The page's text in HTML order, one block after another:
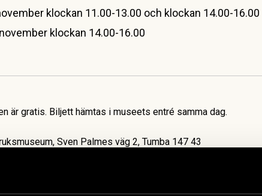
klockan 11.00-13.00 och klockan 14.00-16.00
klockan 14.00-16.00
är gratis. Biljett hämtas i museets entré samma dag.
Sven Palmes väg 2, Tumba 147 43